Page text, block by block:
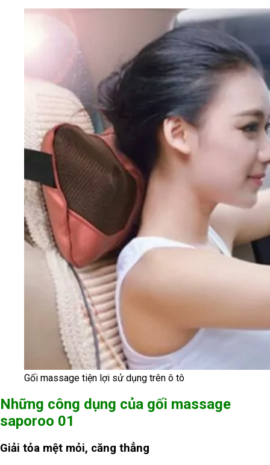
Gối massage tiện lợi sử dụng trên ô tô
Những công dụng của gối massage
saporoo 01
Giải tỏa mệt mỏi, căng thẳng